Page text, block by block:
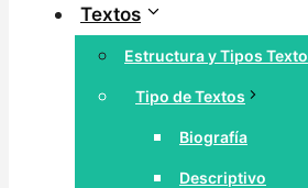
Textos
Estructura y Tipos Texto
Tipo de Textos
Biografía
Descriptivo